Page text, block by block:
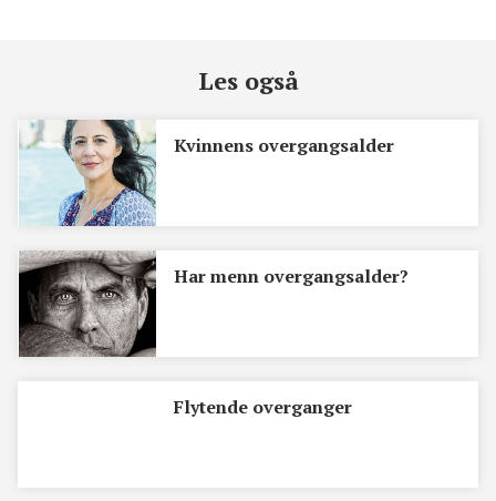
Les også
Kvinnens overgangsalder
Har menn overgangsalder?
Flytende overganger